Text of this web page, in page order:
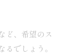
ど、希望のス
でしょう。